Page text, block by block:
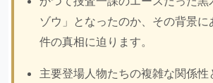
ゾウ」となったのか、その背景
件の真相に迫ります。
主要登場人物たちの複雑な関係性